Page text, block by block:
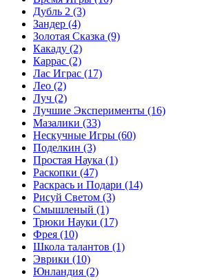
Дубль 2 (3)
Зандер (4)
Золотая Сказка (9)
Какаду (2)
Каррас (2)
Лас Играс (17)
Лео (2)
Луч (2)
Лучшие Эксперименты (16)
Мазалики (33)
Нескучные Игры (60)
Поделкин (3)
Простая Наука (1)
Раскопки (47)
Раскрась и Подари (14)
Рисуй Светом (3)
Смышленый (1)
Трюки Науки (17)
Фрея (10)
Школа талантов (1)
Эврики (10)
Юнландия (2)